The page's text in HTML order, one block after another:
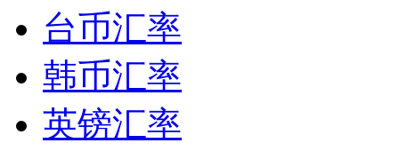
台币汇率
韩币汇率
英镑汇率